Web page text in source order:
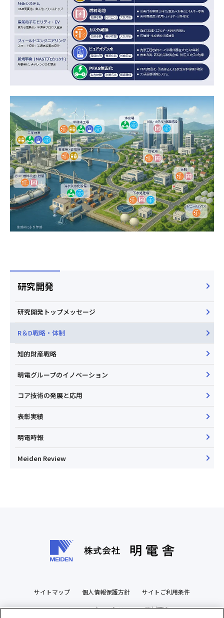
研究開発
研究開発トップメッセージ
R＆D戦略・体制
知的財産戦略
明電グループのイノベーション
コア技術の発展と応用
表彰実績
明電時報
Meiden Review
サイトマップ 個人情報保護方針 サイトご利用条件
ソーシャルメディアポリシー 資材調達